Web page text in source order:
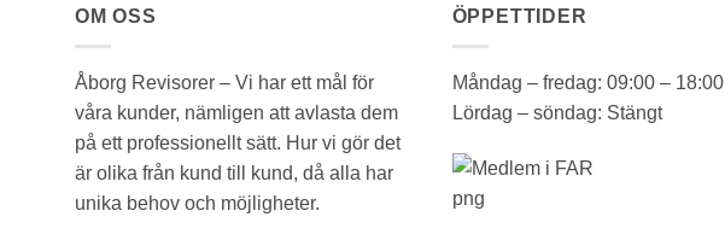
OM OSS
Åborg Revisorer – Vi har ett mål för
våra kunder, nämligen att avlasta dem
på ett professionellt sätt. Hur vi gör det
är olika från kund till kund, då alla har
unika behov och möjligheter.
ÖPPETTIDER
Måndag – fredag: 09:00 – 18:00
Lördag – söndag: Stängt